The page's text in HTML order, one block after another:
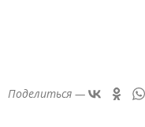
Поделиться —